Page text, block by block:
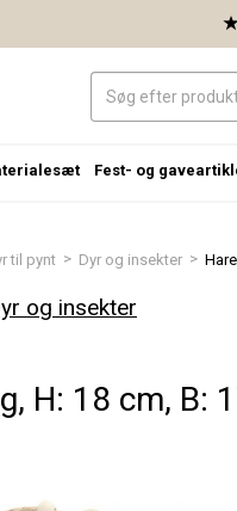
til pynt > Dyr og insekter >
og insekter
H: 18 cm, B:
Fest- og